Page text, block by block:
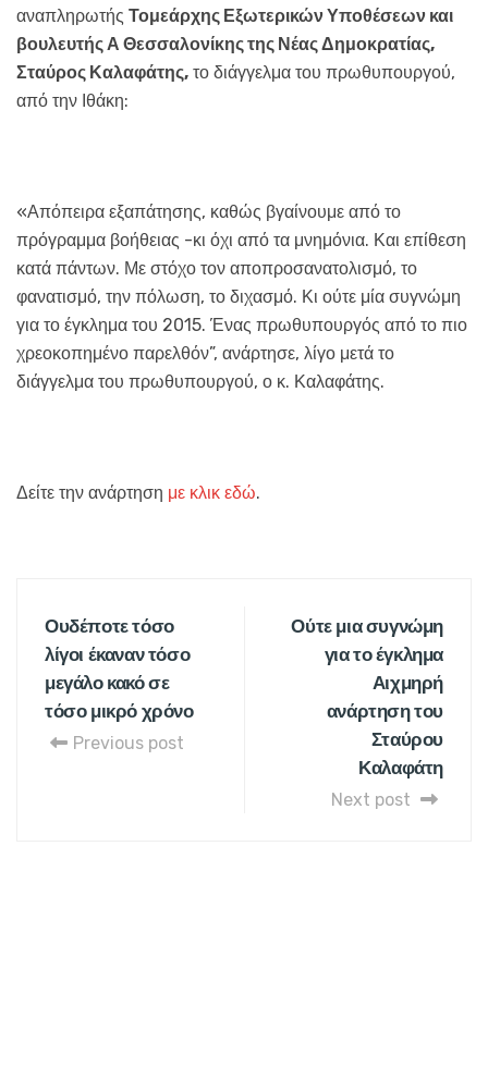
αναπληρωτής Τομεάρχης Εξωτερικών Υποθέσεων και
βουλευτής Α Θεσσαλονίκης της Νέας Δημοκρατίας,
Σταύρος Καλαφάτης, το διάγγελμα του πρωθυπουργού,
από την Ιθάκη:
«Απόπειρα εξαπάτησης, καθώς βγαίνουμε από το
πρόγραμμα βοήθειας -κι όχι από τα μνημόνια. Και επίθεση
κατά πάντων. Με στόχο τον αποπροσανατολισμό, το
φανατισμό, την πόλωση, το διχασμό. Κι ούτε μία συγνώμη
για το έγκλημα του 2015. Ένας πρωθυπουργός από το πιο
χρεοκοπημένο παρελθόν”, ανάρτησε, λίγο μετά το
διάγγελμα του πρωθυπουργού, ο κ. Καλαφάτης.
Δείτε την ανάρτηση με κλικ εδώ.
Ουδέποτε τόσο
λίγοι έκαναν τόσο
μεγάλο κακό σε
τόσο μικρό χρόνο
Previous post
Ούτε μια συγνώμη
για το έγκλημα
Αιχμηρή
ανάρτηση του
Σταύρου
Καλαφάτη
Next post